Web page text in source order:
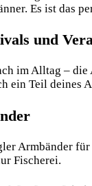
Es ist das
und
im Alltag –
ein Teil deines
Armbänder
Fischerei.